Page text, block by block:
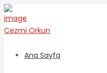
Cezmi Orkun
Ana Sayfa